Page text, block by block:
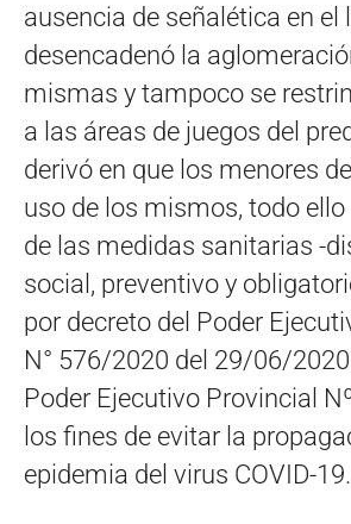
ausencia de señalética en el
desencadenó la
mismas y tampoco se
a las áreas de juegos del
derivó en que los menores
uso de los mismos, todo
de las medidas sanitarias -
social, preventivo y
por decreto del Poder
N° 576/2020 del 29/06/2020
Poder Ejecutivo Provincial
los fines de evitar la
epidemia del virus COVID-19.